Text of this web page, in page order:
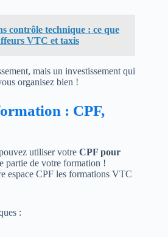
contrôle technique : ce que
VTC et taxis
mais un investissement qui
organisez bien !
: CPF,
utiliser votre CPF pour
partie de votre formation !
espace CPF les formations VTC
: